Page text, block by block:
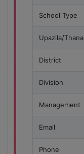
School Type
Upazila/Thana
District
Division
Management
Email
Phone